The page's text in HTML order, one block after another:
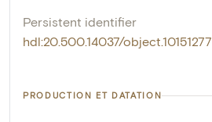
Persistent identifier
hdl:20.500.14037/object.10151277
PRODUCTION ET DATATION